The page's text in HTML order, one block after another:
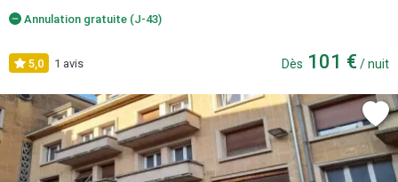
Annulation gratuite (J-43)
5,0 1 avis Dès 101 € / nuit